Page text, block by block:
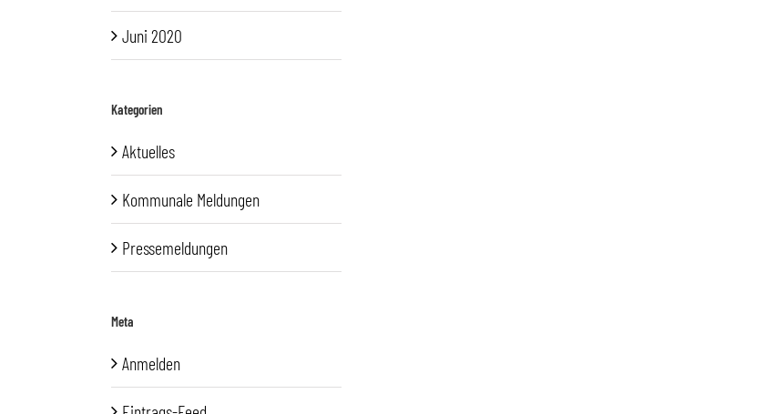
Juni 2020
Kategorien
Aktuelles
Kommunale Meldungen
Pressemeldungen
Meta
Anmelden